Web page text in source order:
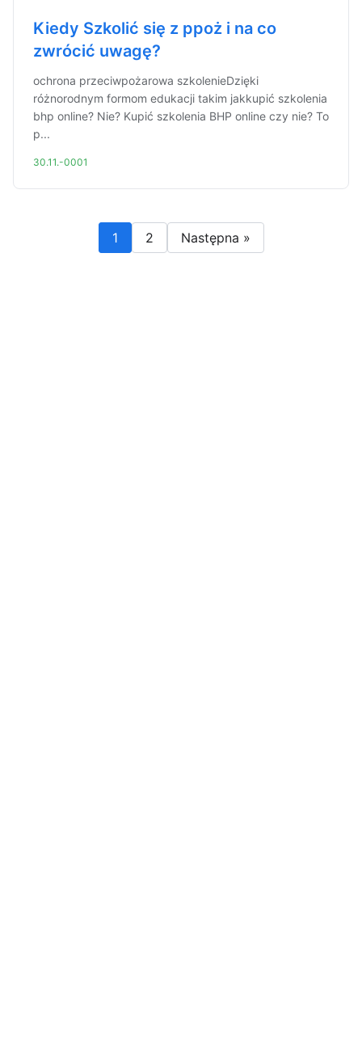
Kiedy Szkolić się z ppoż i na co
zwrócić uwagę?
ochrona przeciwpożarowa szkolenieDzięki
różnorodnym formom edukacji takim jakkupić szkolenia
bhp online? Nie? Kupić szkolenia BHP online czy nie? To
p...
30.11.-0001
1 2 Następna »